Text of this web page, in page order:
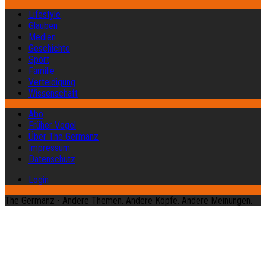
Lifestyle
Glauben
Medien
Geschichte
Sport
Familie
Verteidigung
Wissenschaft
Abo
Früher Vogel
Über The Germanz
Impressum
Datenschutz
Login
The Germanz - Andere Themen. Andere Köpfe. Andere Meinungen.